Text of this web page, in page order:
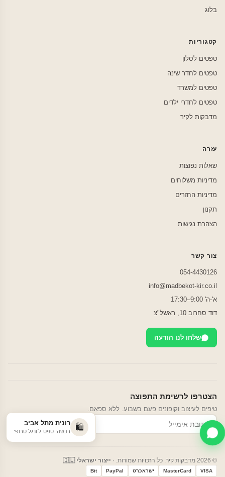
בלוג
קטגוריות
טפטים לסלון
טפטים לחדר שינה
טפטים למשרד
טפטים לחדרי ילדים
מדבקות לקיר
עזרה
שאלות נפוצות
מדיניות משלוחים
מדיניות החזרים
תקנון
הצהרת נגישות
צור קשר
054-4430126
info@madbekot-kir.co.il
א'-ה' 9:00–17:30
דוד סחרוב 10, ראשל"צ
שלחו לנו הודעה
הצטרפו לרשימת התפוצה
טיפים לעיצוב וקופונים פעם בשבוע. ללא ספאם.
הרשמה
© 2026 מדבקות קיר. כל הזכויות שמורות. · ייצור ישראלי 🇮🇱
VISA
MasterCard ישראכרט PayPal
Bit
🛍️ רונית מתל אביב
רכשה: טפט ג׳ונגל טרופי